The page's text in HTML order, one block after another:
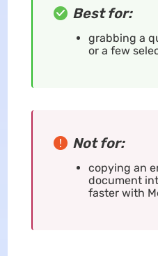
Best for:
grabbing a
or a few
Not for:
copying an
document
faster with